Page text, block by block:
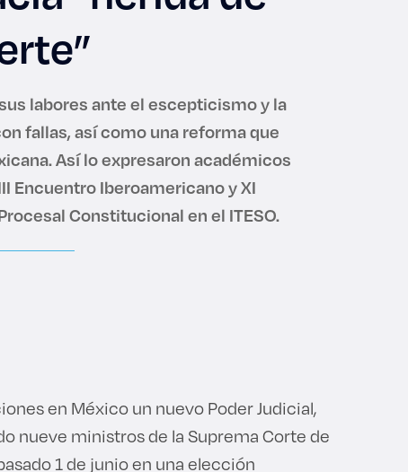
labores ante el escepticismo y la
fallas, así como una reforma que
Así lo expresaron académicos
Encuentro Iberoamericano y XI
Constitucional en el ITESO.
en México un nuevo Poder Judicial,
nueve ministros de la Suprema Corte de
1 de junio en una elección